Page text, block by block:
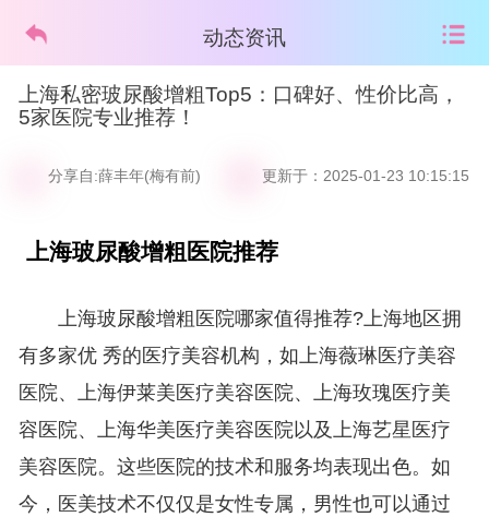
动态资讯
上海私密玻尿酸增粗Top5：口碑好、性价比高，
5家医院专业推荐！
分享自:薛丰年(梅有前) 更新于：2025-01-23 10:15:15
上海玻尿酸增粗医院推荐
上海玻尿酸增粗医院哪家值得推荐?上海地区拥
有多家优 秀的医疗美容机构，如上海薇琳医疗美容
医院、上海伊莱美医疗美容医院、上海玫瑰医疗美
容医院、上海华美医疗美容医院以及上海艺星医疗
美容医院。这些医院的技术和服务均表现出色。如
今，医美技术不仅仅是女性专属，男性也可以通过